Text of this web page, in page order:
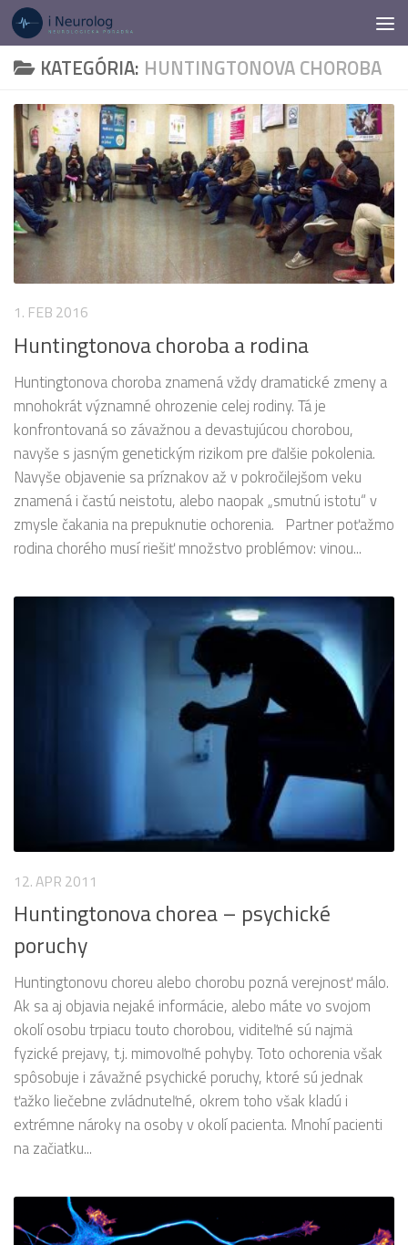
Preskočiť na obsah
KATEGÓRIA: HUNTINGTONOVA CHOROBA
1. FEB 2016
Huntingtonova choroba a rodina
Huntingtonova choroba znamená vždy dramatické zmeny a
mnohokrát významné ohrozenie celej rodiny. Tá je
konfrontovaná so závažnou a devastujúcou chorobou,
navyše s jasným genetickým rizikom pre ďalšie pokolenia.
Navyše objavenie sa príznakov až v pokročilejšom veku
znamená i častú neistotu, alebo naopak „smutnú istotu“ v
zmysle čakania na prepuknutie ochorenia. Partner poťažmo
rodina chorého musí riešiť množstvo problémov: vinou...
12. APR 2011
Huntingtonova chorea – psychické
poruchy
Huntingtonovu choreu alebo chorobu pozná verejnosť málo.
Ak sa aj objavia nejaké informácie, alebo máte vo svojom
okolí osobu trpiacu touto chorobou, viditeľné sú najmä
fyzické prejavy, t.j. mimovoľné pohyby. Toto ochorenia však
spôsobuje i závažné psychické poruchy, ktoré sú jednak
ťažko liečebne zvládnuteľné, okrem toho však kladú i
extrémne nároky na osoby v okolí pacienta. Mnohí pacienti
na začiatku...